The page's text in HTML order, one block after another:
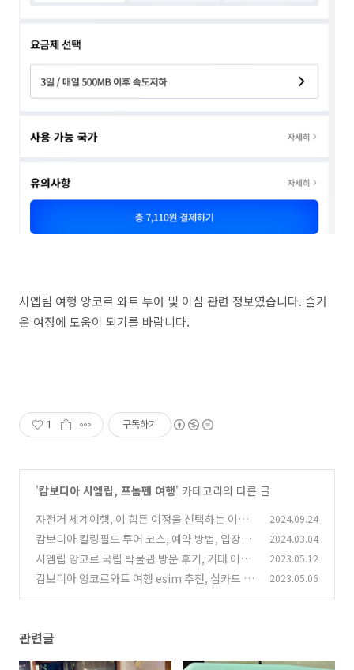
시엡림 여행 앙코르 와트 투어 및 이심 관련 정보였습니다. 즐거
운 여정에 도움이 되기를 바랍니다.
1 구독하기
'캄보디아 시엠립, 프놈펜 여행' 카테고리의 다른 글
자전거 세계여행, 이 힘든 여정을 선택하는 이유,
준비물, 나를 찾는 여행
(1)
2024.09.24
캄보디아 킬링필드 투어 코스, 예약 방법, 입장료,
오디오 가이드, 위치, 시간, 학살 발생 이유
(0)
2024.03.04
시엠립 앙코르 국립 박물관 방문 후기, 기대 이상!
가볼 만한 곳으로 추천 (2)
2023.05.12
캄보디아 앙코르와트 여행 esim 추천, 심카드 가
2023.05.06
관련글